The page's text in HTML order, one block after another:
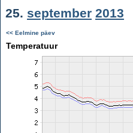
25. september 2013
<< Eelmine päev
Temperatuur